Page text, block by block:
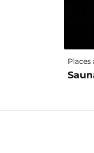
Places